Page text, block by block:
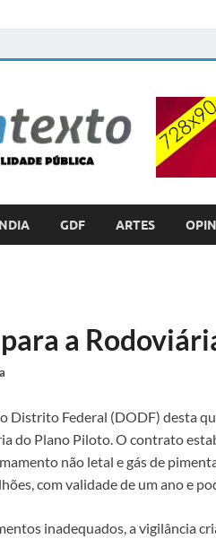
POLÍTICA
GDF ARTES
a
Distrito Federal (DODF) desta
do Plano Piloto. O contrato
não letal e gás de
com validade de um ano e
inadequados, a vigilância